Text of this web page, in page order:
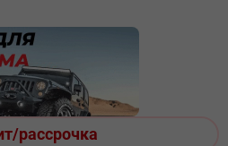
рассрочка